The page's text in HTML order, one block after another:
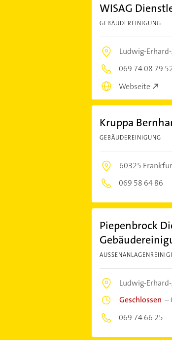
WISAG
GEBÄUDEREINIGUNG
Ludwig-
069 74 08 79
Webseite
Kruppa
GEBÄUDEREINIGUNG
60325
069 58 64 86
Piepenbrock
Ludwig-
Geschlossen –
069 74 66 25